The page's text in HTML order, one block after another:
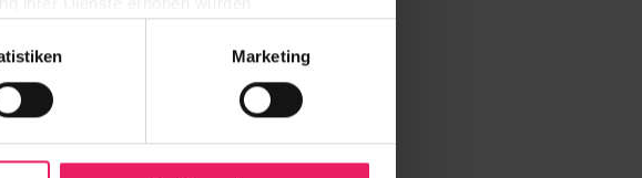
werden kann, wird sie auch auf diesen
werden dort erst nach Ihrer Einwilligung
eine erteilte Einwilligung mit Wirkung für die
Marketing
gibt es ab sofort in Realtime.